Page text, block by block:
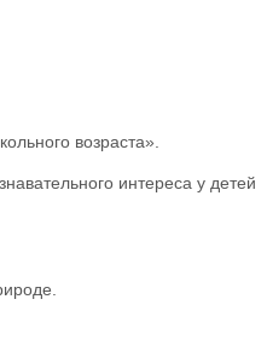
возраста».
интереса у детей